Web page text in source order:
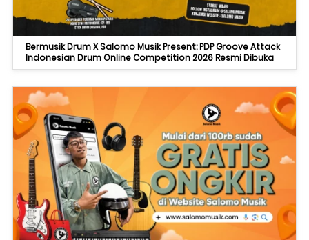
Bermusik Drum X Salomo Musik Present: PDP Groove Attack
Indonesian Drum Online Competition 2026 Resmi Dibuka